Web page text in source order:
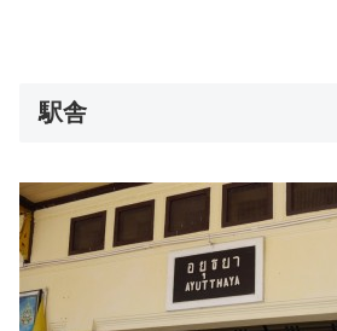
駅舎